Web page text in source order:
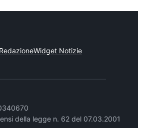
RedazioneWidget Notizie
della legge n. 62 del 07.03.2001